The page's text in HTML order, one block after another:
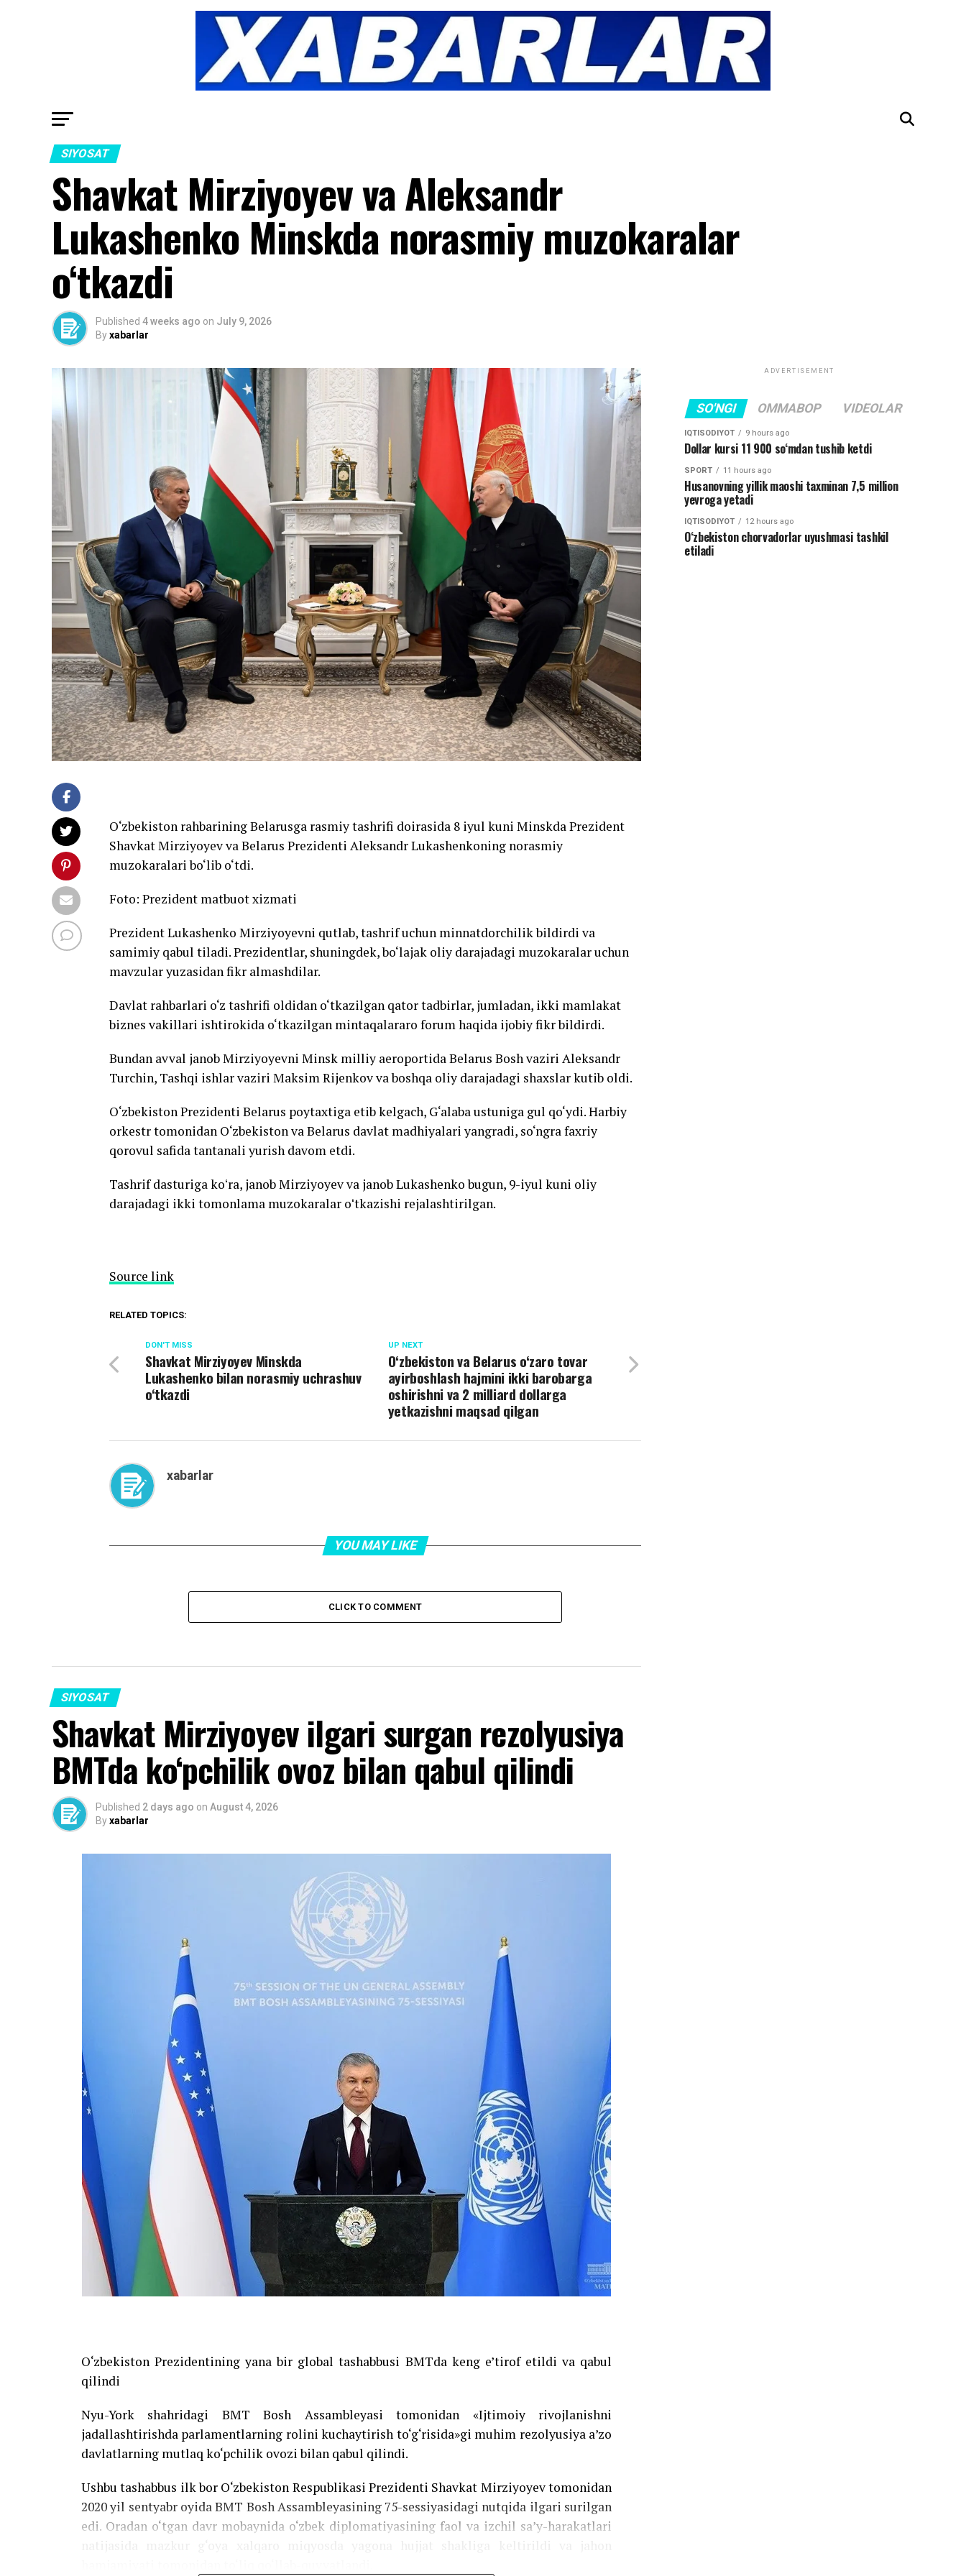
SIYOSAT
Shavkat Mirziyoyev va Aleksandr
Lukashenko Minskda norasmiy muzokaralar
o‘tkazdi
Published 4 weeks ago on July 9, 2026
Byxabarlar
O‘zbekiston rahbarining Belarusga rasmiy tashrifi doirasida 8 iyul kuni Minskda Prezident
Shavkat Mirziyoyev va Belarus Prezidenti Aleksandr Lukashenkoning norasmiy
muzokaralari bo‘lib o‘tdi.
Foto: Prezident matbuot xizmati
Prezident Lukashenko Mirziyoyevni qutlab, tashrif uchun minnatdorchilik bildirdi va
samimiy qabul tiladi. Prezidentlar, shuningdek, bo‘lajak oliy darajadagi muzokaralar uchun
mavzular yuzasidan fikr almashdilar.
Davlat rahbarlari o‘z tashrifi oldidan o‘tkazilgan qator tadbirlar, jumladan, ikki mamlakat
biznes vakillari ishtirokida o‘tkazilgan mintaqalararo forum haqida ijobiy fikr bildirdi.
Bundan avval janob Mirziyoyevni Minsk milliy aeroportida Belarus Bosh vaziri Aleksandr
Turchin, Tashqi ishlar vaziri Maksim Rijenkov va boshqa oliy darajadagi shaxslar kutib oldi.
O‘zbekiston Prezidenti Belarus poytaxtiga etib kelgach, G‘alaba ustuniga gul qo‘ydi. Harbiy
orkestr tomonidan O‘zbekiston va Belarus davlat madhiyalari yangradi, so‘ngra faxriy
qorovul safida tantanali yurish davom etdi.
Tashrif dasturiga koʻra, janob Mirziyoyev va janob Lukashenko bugun, 9-iyul kuni oliy
darajadagi ikki tomonlama muzokaralar oʻtkazishi rejalashtirilgan.
Source link
RELATED TOPICS:
UP NEXT
O‘zbekiston va Belarus o‘zaro tovar
ayirboshlash hajmini ikki barobarga
oshirishni va 2 milliard dollarga
yetkazishni maqsad qilgan
DON'T MISS
Shavkat Mirziyoyev Minskda
Lukashenko bilan norasmiy uchrashuv
o‘tkazdi
xabarlar
YOU MAY LIKE
CLICK TO COMMENT
SIYOSAT
Shavkat Mirziyoyev ilgari surgan rezolyusiya
BMTda ko‘pchilik ovoz bilan qabul qilindi
Published 2 days ago on August 4, 2026
Byxabarlar
O‘zbekiston Prezidentining yana bir global tashabbusi BMTda keng e’tirof etildi va qabul
qilindi
Nyu-York shahridagi BMT Bosh Assambleyasi tomonidan «Ijtimoiy rivojlanishni
jadallashtirishda parlamentlarning rolini kuchaytirish to‘g‘risida»gi muhim rezolyusiya a’zo
davlatlarning mutlaq ko‘pchilik ovozi bilan qabul qilindi.
Ushbu tashabbus ilk bor O‘zbekiston Respublikasi Prezidenti Shavkat Mirziyoyev tomonidan
2020 yil sentyabr oyida BMT Bosh Assambleyasining 75-sessiyasidagi nutqida ilgari surilgan
edi. Oradan o‘tgan davr mobaynida o‘zbek diplomatiyasining faol va izchil sa’y-harakatlari
ADVERTISEMENT
SO'NGI OMMABOP VIDEOLAR
IQTISODIYOT 9 hours ago
Dollar kursi 11 900 so‘mdan tushib ketdi
SPORT 11 hours ago
Husanovning yillik maoshi taxminan 7,5 million
yevroga yetadi
IQTISODIYOT 12 hours ago
O‘zbekiston chorvadorlar uyushmasi tashkil
etiladi